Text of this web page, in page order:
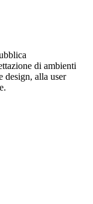
di ambienti
design, alla user